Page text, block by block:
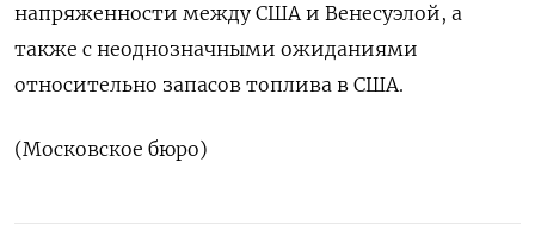
напряженности между США и Венесуэлой, а
также с неоднозначными ожиданиями
относительно запасов топлива в США.
(Московское бюро)